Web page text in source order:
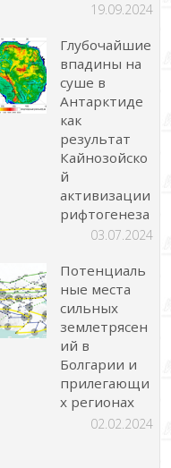
19.09.2024
Глубочайшие
впадины на
суше в
Антарктиде
как
результат
Кайнозойско
й
активизации
рифтогенеза
03.07.2024
Потенциаль
ные места
сильных
землетрясен
ий в
Болгарии и
прилегающи
х регионах
02.02.2024